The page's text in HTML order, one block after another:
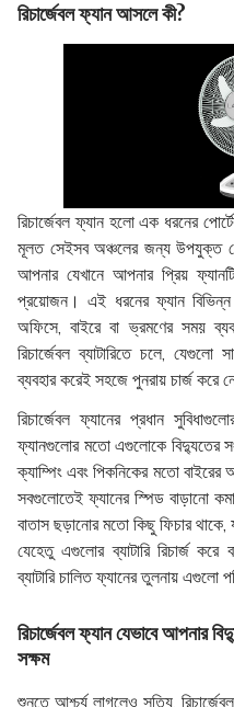
রিচার্জেবল ফ্যান আসলে কী?
রিচার্জেবল ফ্যান হলো এক ধরনের
মূলত সেইসব অঞ্চলের জন্য উপযুক্ত
আপনার যেখানে আপনার প্রিয়
প্রয়োজন। এই ধরনের ফ্যান
অফিসে, বাইরে বা ভ্রমণের সময়
রিচার্জেবল ব্যাটারিতে চলে,
ব্যবহার করেই সহজে পুনরায় চার্জ করে
রিচার্জেবল ফ্যানের প্রধান
ফ্যানগুলোর মতো এগুলোকে বিদ্যুতের
ক্যাম্পিং এবং পিকনিকের মতো
সবগুলোতেই ফ্যানের স্পিড বাড়ানো
বাতাস ছড়ানোর মতো কিছু ফিচার
যেহেতু এগুলোর ব্যাটারি রিচার্জ করে
ব্যাটারি চালিত ফ্যানের তুলনায় এগুলো
রিচার্জেবল ফ্যান যেভাবে আপনার
সক্ষম
শুনতে আশ্চর্য লাগলেও সত্যি,